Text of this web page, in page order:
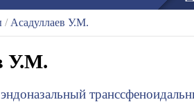
/ Асадуллаев У.М.
У.М.